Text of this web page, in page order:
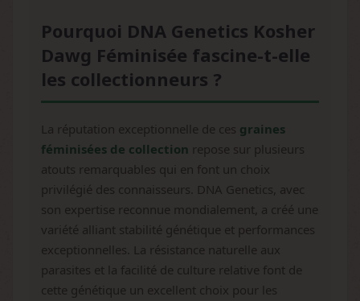
Pourquoi DNA Genetics Kosher
Dawg Féminisée fascine-t-elle
les collectionneurs ?
La réputation exceptionnelle de ces graines
féminisées de collection repose sur plusieurs
atouts remarquables qui en font un choix
privilégié des connaisseurs. DNA Genetics, avec
son expertise reconnue mondialement, a créé une
variété alliant stabilité génétique et performances
exceptionnelles. La résistance naturelle aux
parasites et la facilité de culture relative font de
cette génétique un excellent choix pour les